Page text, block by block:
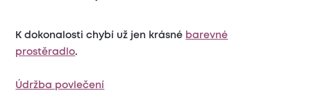
K dokonalosti chybí už jen krásné barevné
prostěradlo.
Údržba povlečení